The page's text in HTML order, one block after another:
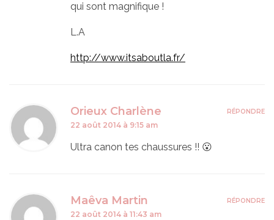
qui sont magnifique !
L.A
http://www.itsaboutla.fr/
Orieux Charlène
22 août 2014 à 9:15 am
Ultra canon tes chaussures !! 😮
RÉPONDRE
Maêva Martin
22 août 2014 à 11:43 am
RÉPONDRE